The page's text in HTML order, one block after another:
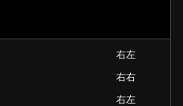
右左
右右
右左